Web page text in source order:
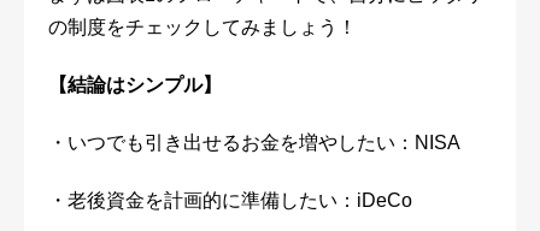
の制度をチェックしてみましょう！
【結論はシンプル】
・いつでも引き出せるお金を増やしたい：NISA
・老後資金を計画的に準備したい：iDeCo